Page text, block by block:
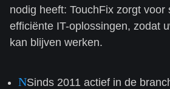
nodig heeft: TouchFix zorgt voor
efficiënte IT-oplossingen, zodat
kan blijven werken.
NSinds 2011 actief in de